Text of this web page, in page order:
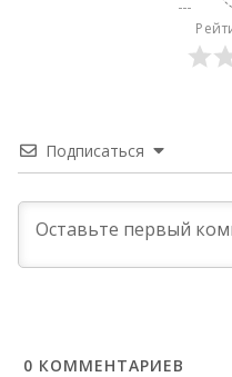
Подписаться
0 КОММЕНТАРИЕВ